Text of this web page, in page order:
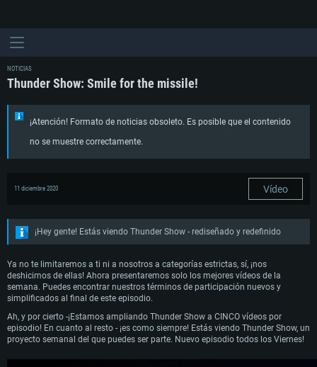
NOTICIAS
Thunder Show: Smile for the missile!
¡Atención! Formato de noticias obsoleto. Es posible que el contenido
no se muestre correctamente.
11 diciembre 2020 Vídeo
¡Hey gente! Estás viendo Thunder Show - rediseñado y redefinido
Ya no te limitaremos a ti ni a nosotros a categorías estrictas, sí, ¡nos
deshicimos de ellas! Ahora presentaremos solo los mejores vídeos de la
semana. Puedes encontrar nuestros términos de participación nuevos y
simplificados al final de este episodio.
Ah, y por cierto -¡Estamos ampliando Thunder Show a CINCO vídeos por
episodio! En cuanto al resto - ¡es como siempre! Estás viendo Thunder Show, un
proyecto semanal del que puedes ser parte. Nuevo episodio todos los Viernes!